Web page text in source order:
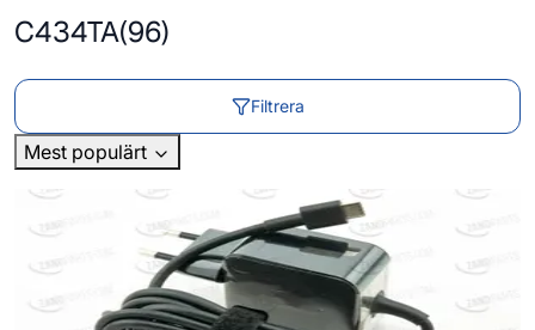
C434TA(96)
Filtrera
Mest populärt